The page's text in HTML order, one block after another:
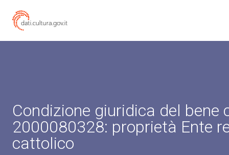
Condizione giuridica del bene
2000080328: proprietà Ente
cattolico